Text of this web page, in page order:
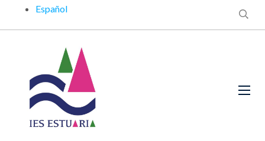
Español